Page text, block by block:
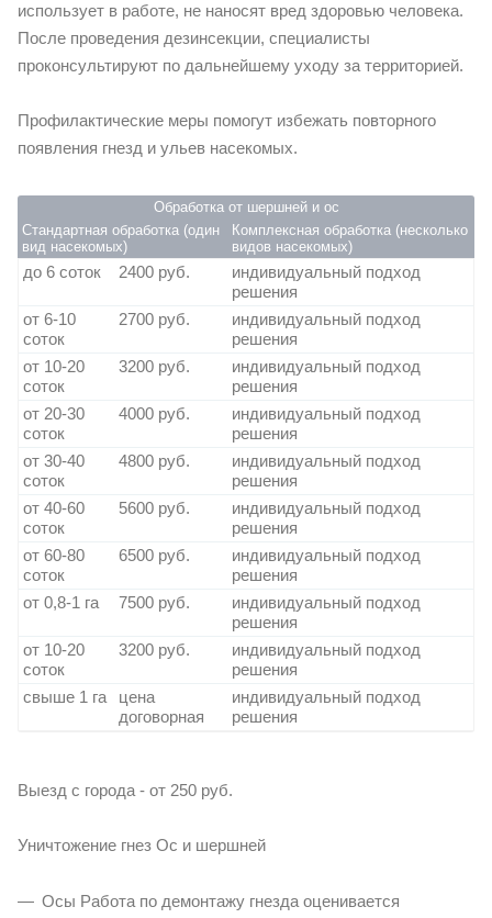
использует в работе, не наносят вред здоровью человека.
После проведения дезинсекции, специалисты
проконсультируют по дальнейшему уходу за территорией.
Профилактические меры помогут избежать повторного
появления гнезд и ульев насекомых.
Обработка от шершней и ос
Стандартная обработка (один
вид насекомых)
Комплексная обработка (несколько
видов насекомых)
до 6 соток 2400 руб.
индивидуальный подход
решения
от 6-10
соток
2700 руб.
индивидуальный подход
решения
от 10-20
соток
3200 руб.
индивидуальный подход
решения
от 20-30
соток
4000 руб.
индивидуальный подход
решения
от 30-40
соток
4800 руб.
индивидуальный подход
решения
от 40-60
соток
5600 руб.
индивидуальный подход
решения
от 60-80
соток
6500 руб.
индивидуальный подход
решения
от 0,8-1 га
7500 руб.
индивидуальный подход
решения
от 10-20
соток
3200 руб.
индивидуальный подход
решения
свыше 1 га
цена
договорная
индивидуальный подход
решения
Выезд с города - от 250 руб.
Уничтожение гнез Ос и шершней
Осы Работа по демонтажу гнезда оценивается